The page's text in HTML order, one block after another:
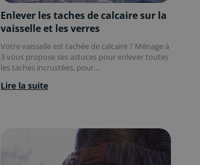
Enlever les taches de calcaire sur la
vaisselle et les verres
Votre vaisselle est tachée de calcaire ? Ménage à
3 vous propose ses astuces pour enlever toutes
les taches incrustées, pour...
Lire la suite